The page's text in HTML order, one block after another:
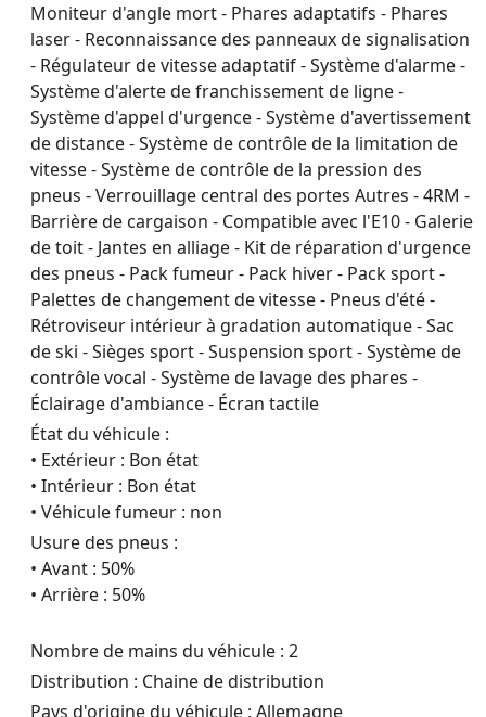
Moniteur d'angle mort - Phares adaptatifs - Phares
laser - Reconnaissance des panneaux de signalisation
- Régulateur de vitesse adaptatif - Système d'alarme -
Système d'alerte de franchissement de ligne -
Système d'appel d'urgence - Système d'avertissement
de distance - Système de contrôle de la limitation de
vitesse - Système de contrôle de la pression des
pneus - Verrouillage central des portes Autres - 4RM -
Barrière de cargaison - Compatible avec l'E10 - Galerie
de toit - Jantes en alliage - Kit de réparation d'urgence
des pneus - Pack fumeur - Pack hiver - Pack sport -
Palettes de changement de vitesse - Pneus d'été -
Rétroviseur intérieur à gradation automatique - Sac
de ski - Sièges sport - Suspension sport - Système de
contrôle vocal - Système de lavage des phares -
Éclairage d'ambiance - Écran tactile
État du véhicule :
• Extérieur : Bon état
• Intérieur : Bon état
• Véhicule fumeur : non
Usure des pneus :
• Avant : 50%
• Arrière : 50%
Nombre de mains du véhicule : 2
Distribution : Chaine de distribution
Pays d'origine du véhicule : Allemagne